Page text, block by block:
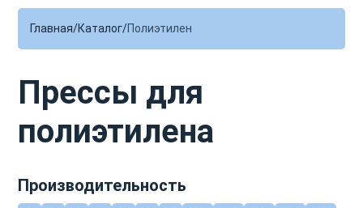
Главная Каталог Полиэтилен
Прессы для
полиэтилена
Производительность